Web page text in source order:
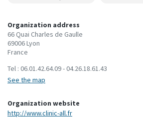
Organization address
66 Quai Charles de Gaulle
69006 Lyon
France
Tel : 06.01.42.64.09 - 04.26.18.61.43
See the map
Organization website
http://www.clinic-all.fr